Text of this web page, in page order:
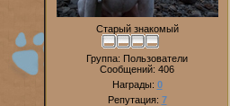
Старый знакомый
Группа: Пользователи
Сообщений: 406
Награды: 0
Репутация: 7